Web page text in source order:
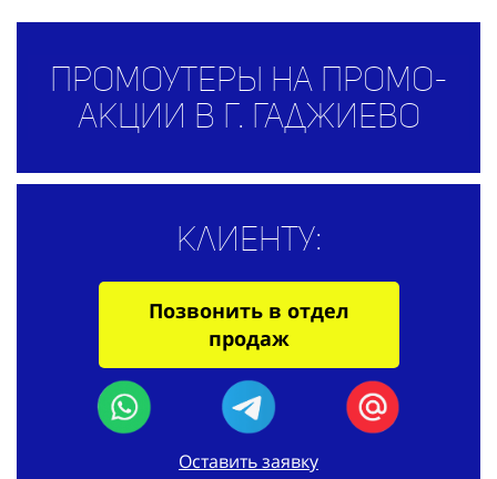
Промоутеры на промо-
акции в г. Гаджиево
Клиенту:
Позвонить в отдел
продаж
Оставить заявку